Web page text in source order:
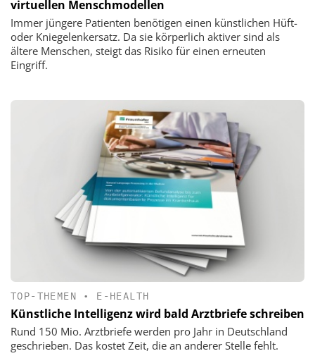
virtuellen Menschmodellen
Immer jüngere Patienten benötigen einen künstlichen Hüft-
oder Kniegelenkersatz. Da sie körperlich aktiver sind als
ältere Menschen, steigt das Risiko für einen erneuten
Eingriff.
TOP-THEMEN • E-HEALTH
Künstliche Intelligenz wird bald Arztbriefe schreiben
Rund 150 Mio. Arztbriefe werden pro Jahr in Deutschland
geschrieben. Das kostet Zeit, die an anderer Stelle fehlt.